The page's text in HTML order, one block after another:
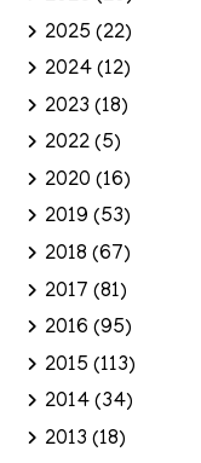
2025 (22)
2024 (12)
2023 (18)
2022 (5)
2020 (16)
2019 (53)
2018 (67)
2017 (81)
2016 (95)
2015 (113)
2014 (34)
2013 (18)